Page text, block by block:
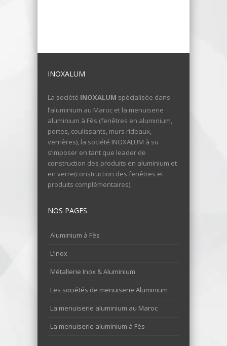
INOXALUM
La société INOXALUM spécialisée dans
l’aluminium au Maroc et la menuiserie
aluminium à Fès (fenêtres en aluminium,
portes, coulissants, murs rideaux,
verrières), la société INOXALUM à su
s’imposer en tant que leader de
construction des produits en aluminium et
en verre(construction des fenêtres et
produits complémentaires).
NOS PAGES
Aluminium à Fès
L’inox
Métallerie Inox & Aluminium
Les sociétés de menuiserie Aluminium
La menuiserie aluminium au Maroc
La menuiserie aluminium à Fès